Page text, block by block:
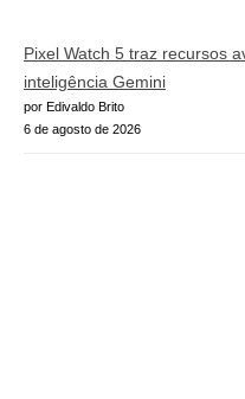
Pixel Watch 5 traz recursos
inteligência Gemini
por Edivaldo Brito
6 de agosto de 2026